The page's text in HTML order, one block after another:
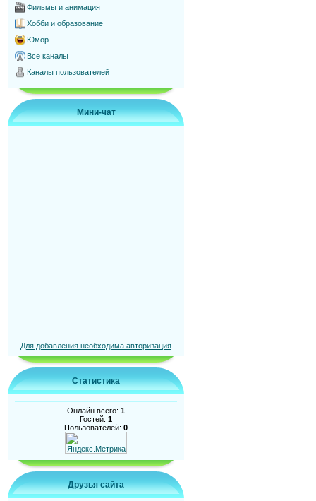
Фильмы и анимация
Хобби и образование
Юмор
Все каналы
Каналы пользователей
Мини-чат
Для добавления необходима авторизация
Статистика
Онлайн всего: 1
Гостей: 1
Пользователей: 0
Друзья сайта